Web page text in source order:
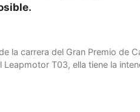
la carrera del Gran Premio de
Leapmotor T03, ella tiene la